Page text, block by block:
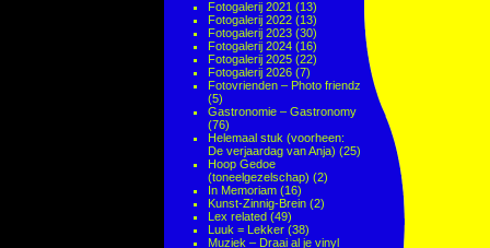
Fotogalerij 2021 (13)
Fotogalerij 2022 (13)
Fotogalerij 2023 (30)
Fotogalerij 2024 (16)
Fotogalerij 2025 (22)
Fotogalerij 2026 (7)
Fotovrienden – Photo friendz
(5)
Gastronomie – Gastronomy
(76)
Helemaal stuk (voorheen:
De verjaardag van Anja) (25)
Hoop Gedoe
(toneelgezelschap) (2)
In Memoriam (16)
Kunst-Zinnig-Brein (2)
Lex related (49)
Luuk = Lekker (38)
Muziek – Draai al je vinyl